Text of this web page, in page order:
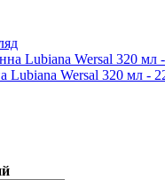
Lubiana Wersal 320 мл -